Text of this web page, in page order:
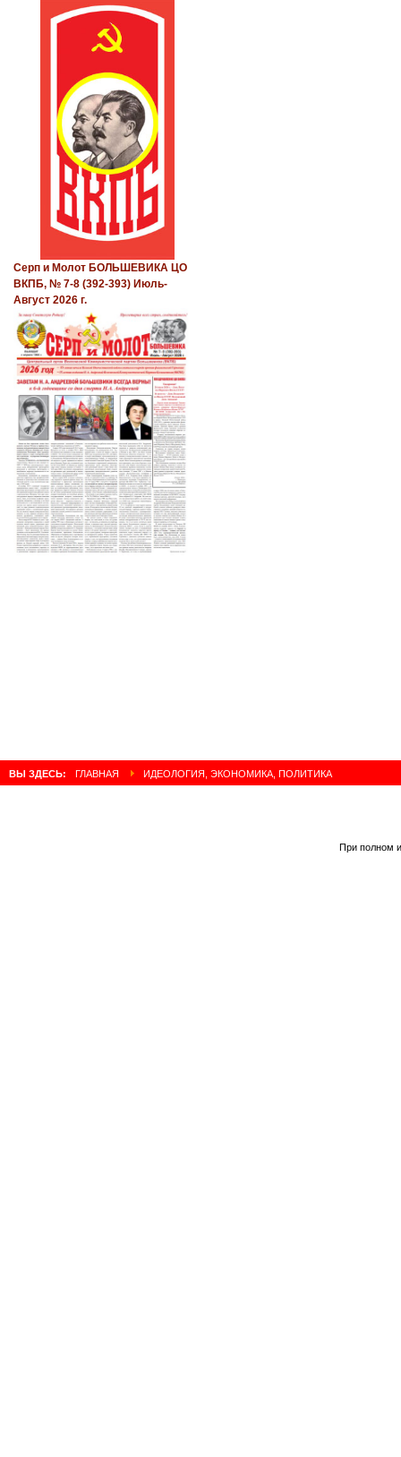
Серп и Молот БОЛЬШЕВИКА ЦО
ВКПБ, № 7-8 (392-393) Июль-
Август 2026 г.
ВЫ ЗДЕСЬ: ГЛАВНАЯ ИДЕОЛОГИЯ, ЭКОНОМИКА, ПОЛИТИКА
При полном